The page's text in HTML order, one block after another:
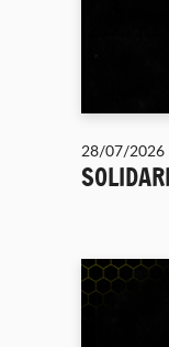
28/07/2026